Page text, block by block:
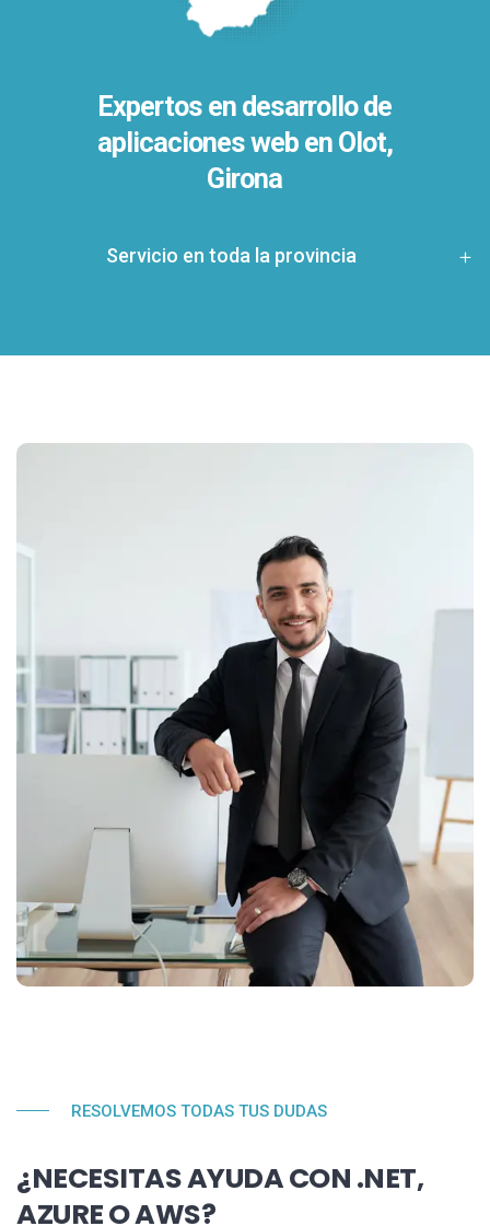
Expertos en desarrollo de
aplicaciones web en Olot,
Girona
Servicio en toda la provincia
RESOLVEMOS TODAS TUS DUDAS
¿NECESITAS AYUDA CON .NET,
AZURE O AWS?